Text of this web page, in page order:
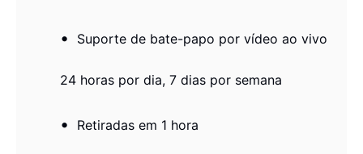
Suporte de bate-papo por vídeo ao vivo
24 horas por dia, 7 dias por semana
Retiradas em 1 hora